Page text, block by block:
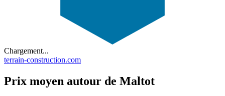
Chargement...
terrain-construction.com
Prix moyen autour de Maltot